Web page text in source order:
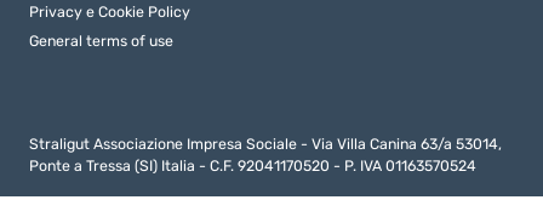
Privacy e Cookie Policy
General terms of use
Straligut Associazione Impresa Sociale - Via Villa Canina 63/a 53014,
Ponte a Tressa (SI) Italia - C.F. 92041170520 - P. IVA 01163570524